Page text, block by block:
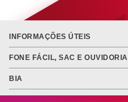
INFORMAÇÕES ÚTEIS
FONE FÁCIL, SAC E OUVIDORIA
BIA